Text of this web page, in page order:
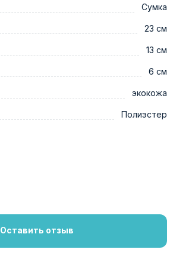
Сумка
23 см
13 см
6 см
экокожа
Полиэстер
Оставить отзыв